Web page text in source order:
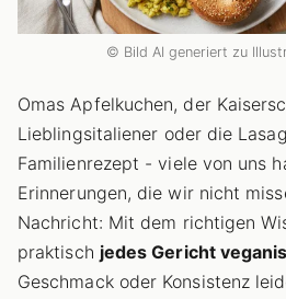
© Bild AI generiert zu
Omas Apfelkuchen, der
Lieblingsitaliener oder die
Familienrezept - viele von uns
Erinnerungen, die wir nicht
Nachricht: Mit dem richtigen
praktisch jedes Gericht
Geschmack oder Konsistenz